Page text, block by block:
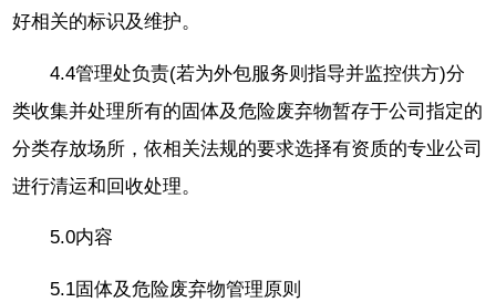
好相关的标识及维护。
4.4管理处负责(若为外包服务则指导并监控供方)分
类收集并处理所有的固体及危险废弃物暂存于公司指定的
分类存放场所，依相关法规的要求选择有资质的专业公司
进行清运和回收处理。
5.0内容
5.1固体及危险废弃物管理原则